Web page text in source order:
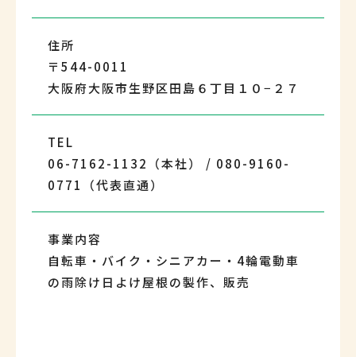
住所
〒544-0011
大阪府大阪市生野区田島６丁目１０−２７
TEL
06-7162-1132（本社） / 080-9160-
0771（代表直通）
事業内容
自転車・バイク・シニアカー・4輪電動車
の雨除け日よけ屋根の製作、販売